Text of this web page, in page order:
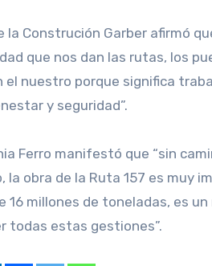
la Construción Garber afirmó
que nos dan las rutas, los
el nuestro porque significa
y seguridad”.
Ferro manifestó que “sin
la obra de la Ruta 157 es muy
16 millones de toneladas, es
todas estas gestiones”.